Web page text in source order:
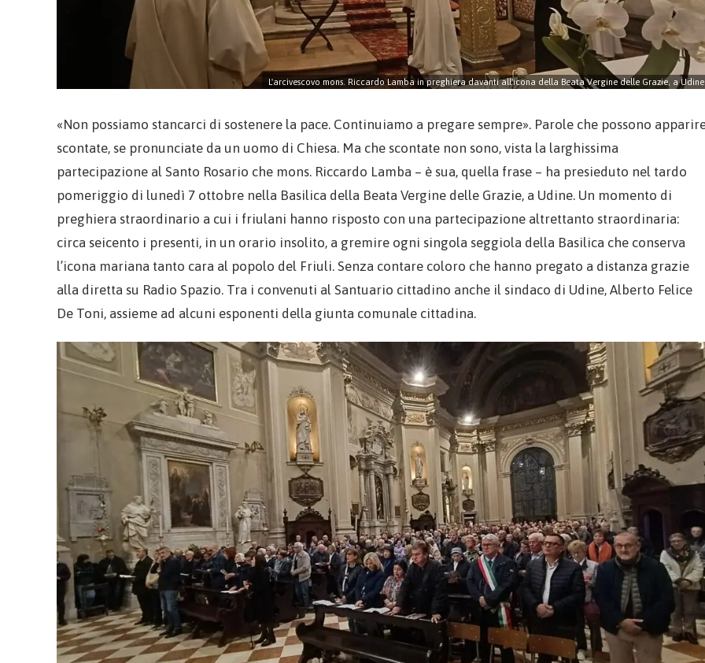
L'arcivescovo mons. Riccardo Lamba in preghiera davanti all'icona della Beata Vergine delle Grazie, a Udine
«Non possiamo stancarci di sostenere la pace. Continuiamo a pregare sempre». Parole che possono
scontate, se pronunciate da un uomo di Chiesa. Ma che scontate non sono, vista la larghissima
partecipazione al Santo Rosario che mons. Riccardo Lamba – è sua, quella frase – ha presieduto nel tardo
pomeriggio di lunedì 7 ottobre nella Basilica della Beata Vergine delle Grazie, a Udine. Un momento di
preghiera straordinario a cui i friulani hanno risposto con una partecipazione altrettanto straordinaria:
circa seicento i presenti, in un orario insolito, a gremire ogni singola seggiola della Basilica che conserva
l’icona mariana tanto cara al popolo del Friuli. Senza contare coloro che hanno pregato a distanza grazie
alla diretta su Radio Spazio. Tra i convenuti al Santuario cittadino anche il sindaco di Udine, Alberto Felice
De Toni, assieme ad alcuni esponenti della giunta comunale cittadina.